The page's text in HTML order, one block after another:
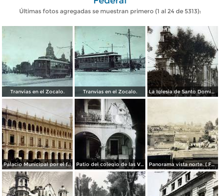
Últimas fotos agregadas se muestran primero (1 al 24 de 5313):
Tranvias en el Zocalo. Tranvias en el Zocalo. La Iglesia de Santo Domingo.
Palacio Municipal por el fotografo Hugo Brehme.. Patio del colegio de las Vizcainas por el fotografo Hugo Brehme. Panorama vista norte. ( Fechada el 20 de Junio de 1905 ).